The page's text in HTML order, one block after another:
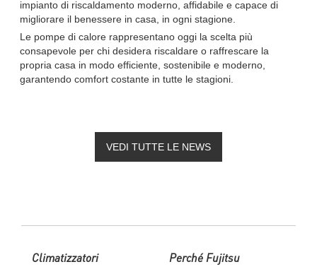
impianto di riscaldamento moderno, affidabile e capace di
migliorare il benessere in casa, in ogni stagione.
Le pompe di calore rappresentano oggi la scelta più
consapevole per chi desidera riscaldare o raffrescare la
propria casa in modo efficiente, sostenibile e moderno,
garantendo comfort costante in tutte le stagioni.
VEDI TUTTE LE NEWS
Climatizzatori Perché Fujitsu